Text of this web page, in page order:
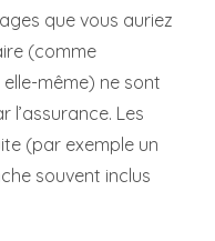
que vous auriez
(comme
même) ne sont
Les
(par exemple un
souvent inclus